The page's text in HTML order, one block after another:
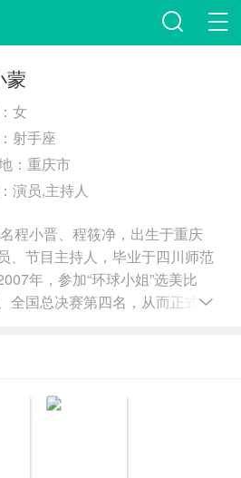
蒙
女
射手座
：重庆市
演员,主持人
程小晋、程筱净，出生于重庆
、节目主持人，毕业于四川师范
年，参加“环球小姐”选美比
全国总决赛第四名，从而正式进
都赛区五强。2012年，担任四
乐节目《娱乐18点》的主持人；
学，并淡出娱乐圈。2015年，
妃升职记》，从而正式复出，